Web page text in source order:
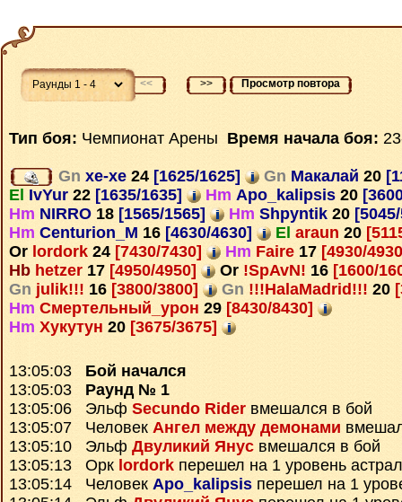
<< >> Просмотр повтора
Тип боя: Чемпионат Арены Время начала боя:
Gn xe-xe 24 [1625/1625] Gn Макалай 20
El IvYur 22 [1635/1635] Hm Apo_kalipsis 20
Hm NIRRO 18 [1565/1565] Hm Shpyntik 20
Hm Centurion_M 16 [4630/4630] El araun 20
Or lordork 24 [7430/7430] Hm Faire 17 [4930/
Hb hetzer 17 [4950/4950] Or !SpAvN! 16 [1600/
Gn julik!!! 16 [3800/3800] Gn !!!HalaMadrid!!! 20
Hm Смертельный_урон 29 [8430/8430]
Hm Хукутун 20 [3675/3675]
13:05:03 Бой начался
13:05:03 Раунд № 1
13:05:06 Эльф Secundo Rider вмешался в бой
13:05:07 Человек Ангел между демонами
13:05:10 Эльф Двуликий Янус вмешался в бой
13:05:13 Орк lordork перешел на 1 уровень
13:05:14 Человек Apo_kalipsis перешел на 1